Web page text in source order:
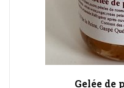
Gelée de